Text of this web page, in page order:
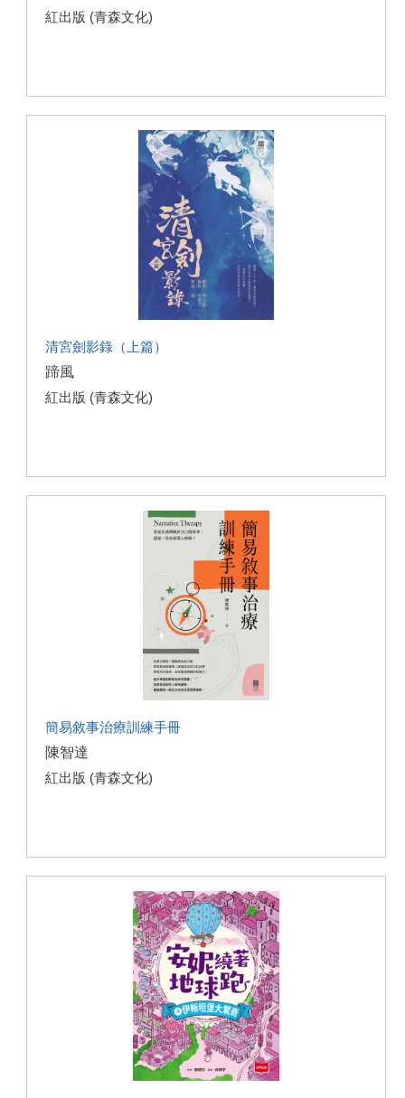
紅出版 (青森文化)
清宮劍影錄（上篇）
蹄風
紅出版 (青森文化)
簡易敘事治療訓練手冊
陳智達
紅出版 (青森文化)